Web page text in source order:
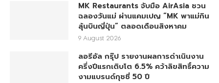
MK Restaurants จับมือ AirAsia ชวน
ฉลองวันแม่ ผ่านแคมเปญ “MK พาแม่กิน
ลุ้นบินญี่ปุ่น” ตลอดเดือนสิงหาคม
9 August 2026
ลอรีอัล กรุ๊ป รายงานผลการดำเนินงาน
ครึ่งปีแรกเติบโต 6.5% คว้าลิขสิทธิ์ความ
งามแบรนด์กุชชี่ 50 ปี